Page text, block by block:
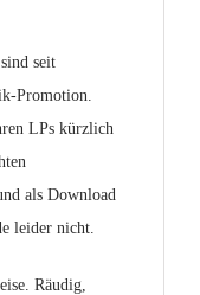
seit
Promotion.
LPs kürzlich
als Download
leider nicht.
Räudig,